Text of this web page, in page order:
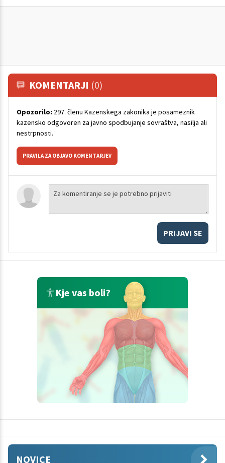
KOMENTARJI (0)
Opozorilo: 297. členu Kazenskega zakonika je posameznik
kazensko odgovoren za javno spodbujanje sovraštva, nasilja ali
nestrpnosti.
PRAVILA ZA OBJAVO KOMENTARJEV
PRIJAVI SE
Kje vas boli?
NOVICE